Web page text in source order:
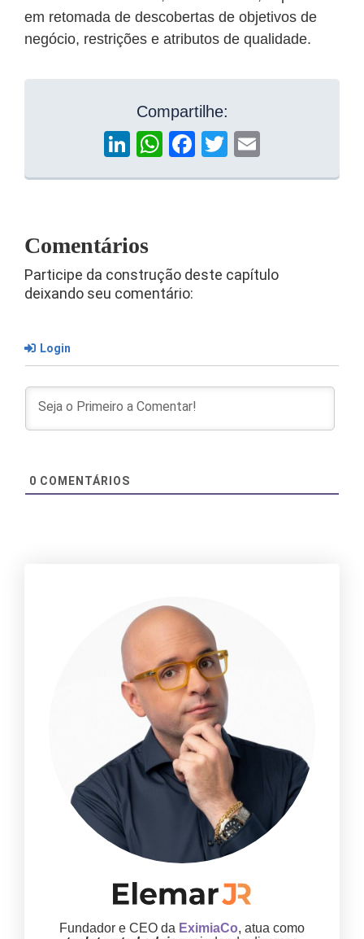
em retomada de descobertas de objetivos de
negócio, restrições e atributos de qualidade.
Compartilhe:
LinkedIn
WhatsApp
Facebook
Twitter
Comentários
Participe da construção deste capítulo
deixando seu comentário:
Login
0 COMENTÁRIOS
Fundador e CEO da EximiaCo, atua como